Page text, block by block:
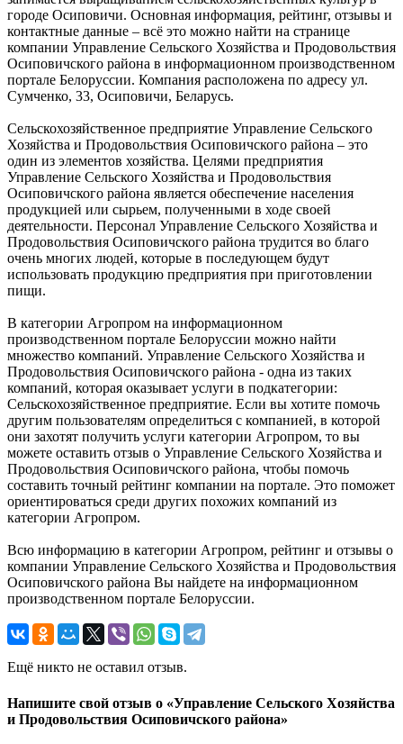
городе Осиповичи. Основная информация, рейтинг, отзывы и
контактные данные – всё это можно найти на странице
компании Управление Сельского Хозяйства и Продовольствия
Осиповичского района в информационном производственном
портале Белоруссии. Компания расположена по адресу ул.
Сумченко, 33, Осиповичи, Беларусь.
Сельскохозяйственное предприятие Управление Сельского
Хозяйства и Продовольствия Осиповичского района – это
один из элементов хозяйства. Целями предприятия
Управление Сельского Хозяйства и Продовольствия
Осиповичского района является обеспечение населения
продукцией или сырьем, полученными в ходе своей
деятельности. Персонал Управление Сельского Хозяйства и
Продовольствия Осиповичского района трудится во благо
очень многих людей, которые в последующем будут
использовать продукцию предприятия при приготовлении
пищи.
В категории Агропром на информационном
производственном портале Белоруссии можно найти
множество компаний. Управление Сельского Хозяйства и
Продовольствия Осиповичского района - одна из таких
компаний, которая оказывает услуги в подкатегории:
Сельскохозяйственное предприятие. Если вы хотите помочь
другим пользователям определиться с компанией, в которой
они захотят получить услуги категории Агропром, то вы
можете оставить отзыв о Управление Сельского Хозяйства и
Продовольствия Осиповичского района, чтобы помочь
составить точный рейтинг компании на портале. Это поможет
ориентироваться среди других похожих компаний из
категории Агропром.
Всю информацию в категории Агропром, рейтинг и отзывы о
компании Управление Сельского Хозяйства и Продовольствия
Осиповичского района Вы найдете на информационном
производственном портале Белоруссии.
Ещё никто не оставил отзыв.
Напишите свой отзыв о «Управление Сельского Хозяйства
и Продовольствия Осиповичского района»